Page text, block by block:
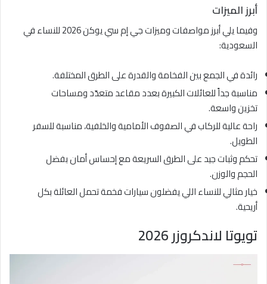
أبرز الميزات
وفيما يلي أبرز مواصفات وميزات جي إم سي يوكن 2026 للنساء في
السعودية:
رائدة في الجمع بين الفخامة والقدرة على الطرق المختلفة.
مناسبة جداً للعائلات الكبيرة بعدد مقاعد متعدّد ومساحات
تخزين واسعة.
راحة عالية للركاب في الصفوف الأمامية والخلفية، مناسبة للسفر
الطويل.
تحكم وثبات جيد على الطرق السريعة مع إحساس أمان بفضل
الحجم والوزن.
خيار مثالي للنساء اللي يفضلون سيارات فخمة تحمل العائلة بكل
أريحية.
تويوتا لاندكروزر 2026